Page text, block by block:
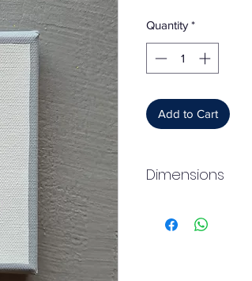
Quantity *
Add to Cart
Dimensions